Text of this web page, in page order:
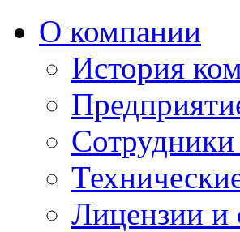
О компании
История
Лицензии и